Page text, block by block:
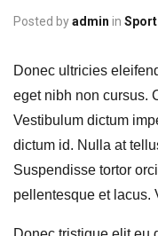
Posted byadmin in Sport
Donec ultricies
eget nibh non cursus.
Vestibulum dictum
dictum id. Nulla at
Suspendisse tortor
pellentesque et lacus.